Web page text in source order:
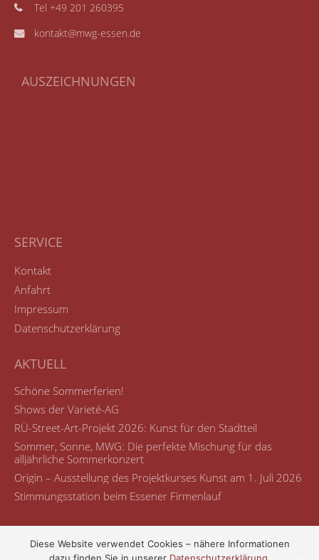
Tel +49 201 260395
kontakt@mwg-essen.de
AUSZEICHNUNGEN
SERVICE
Kontakt
Anfahrt
Impressum
Datenschutzerklärung
AKTUELL
Schöne Sommerferien!
Shows der Varieté-AG
RÜ-Street-Art-Projekt 2026: Kunst für den Stadtteil
Sommer, Sonne, MWG: Die perfekte Mischung für das
alljährliche Sommerkonzert
Origin – Ausstellung des Projektkurses Kunst am 1. Juli 2026
Stimmungsstation beim Essener Firmenlauf
Diese Website verwendet Cookies – nähere Informationen